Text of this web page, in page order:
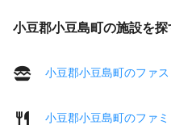
小豆郡小豆島町の施設を探
小豆郡小豆島町のファ
小豆郡小豆島町のファ